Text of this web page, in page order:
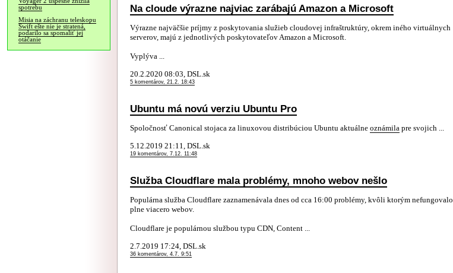
spotrebu
Misia na záchranu teleskopu
Swift ešte nie je stratená,
podarilo sa spomaliť jej
otáčanie
Na cloude výrazne najviac zarábajú Amazon a Microsoft
Výrazne najväčšie príjmy z poskytovania služieb cloudovej infraštruktúry, okrem iného virtuálnych
serverov, majú z jednotlivých poskytovateľov Amazon a Microsoft.
Vyplýva ...
20.2.2020 08:03, DSL.sk
5 komentárov, 21.2. 18:43
Ubuntu má novú verziu Ubuntu Pro
Spoločnosť Canonical stojaca za linuxovou distribúciou Ubuntu aktuálne oznámila pre svojich ...
5.12.2019 21:11, DSL.sk
19 komentárov, 7.12. 11:48
Služba Cloudflare mala problémy, mnoho webov nešlo
Populárna služba Cloudflare zaznamenávala dnes od cca 16:00 problémy, kvôli ktorým nefungovalo
plne viacero webov.
Cloudflare je populárnou službou typu CDN, Content ...
2.7.2019 17:24, DSL.sk
36 komentárov, 4.7. 9:51